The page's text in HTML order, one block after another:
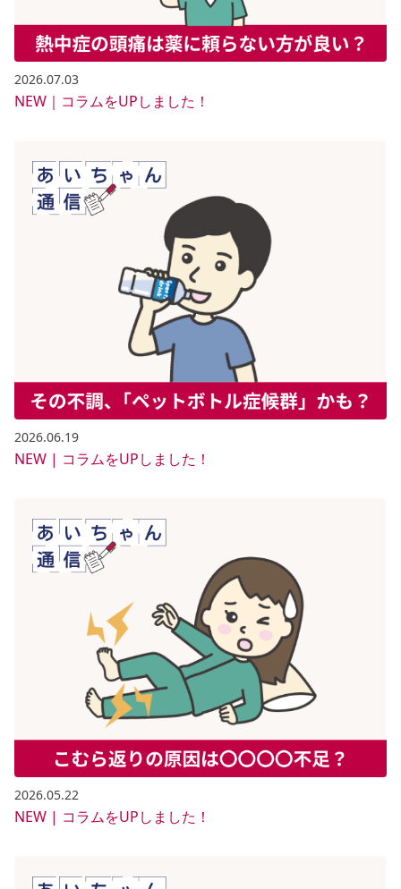
2026.07.03
NEW｜コラムをUPしました！
2026.06.19
NEW | コラムをUPしました！
2026.05.22
NEW | コラムをUPしました！